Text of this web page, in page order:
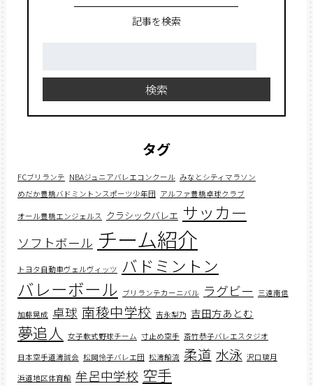
記事を検索
検索
タグ
FCブリランテ NBAジュニアバレエコンクール みなとシティマラソン
めだか豊橋バドミントンスポーツ少年団 アルファ豊橋卓球クラブ
オール豊橋エンジェルス クラシックバレエ サッカー
ソフトボール チーム紹介
トヨタ自動車ヴェルヴィッツ バドミントン
バレーボール ブリランテカーニバル ラグビー 三遠南信
加藤晃成 卓球 南稜中学校 吉永梨乃 吉田方あとむ
夢追人 女子軟式野球チーム 寸止め空手 斎竹恭子バレエスタジオ
日本空手道濤誠会 松岡怜子バレエ団 松濤館流 柔道 水泳 沢口璃月
浜道地区体育館 牟呂中学校 空手